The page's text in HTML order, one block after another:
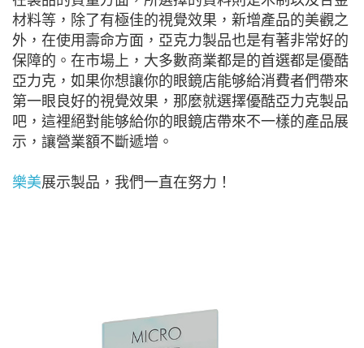
材料等，除了有極佳的視覺效果，新增產品的美觀之
外，在使用壽命方面，亞克力製品也是有著非常好的
保障的。在市場上，大多數商業都是的首選都是優酷
亞力克，如果你想讓你的眼鏡店能够給消費者們帶來
第一眼良好的視覺效果，那麼就選擇優酷亞力克製品
吧，這裡絕對能够給你的眼鏡店帶來不一樣的產品展
示，讓營業額不斷遞增。
樂美展示製品，我們一直在努力！